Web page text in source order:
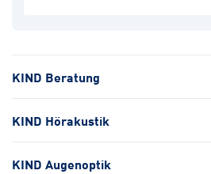
KIND Beratung
KIND Hörakustik
KIND Augenoptik